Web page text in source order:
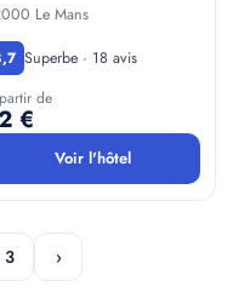
Le Mans
Superbe · 18 avis
de
€
Voir l'hôtel
3 ›